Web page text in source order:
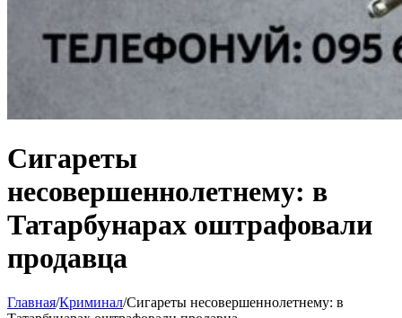
Сигареты
несовершеннолетнему: в
Татарбунарах оштрафовали
продавца
Главная/Криминал/Сигареты несовершеннолетнему: в